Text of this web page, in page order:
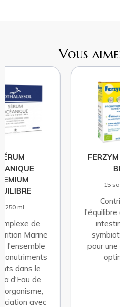
Vous
FERZYM FLORE +
l'équilibre de la flore
intestinale. Un
symbiotique Bio
pour une efficacité
optimum.